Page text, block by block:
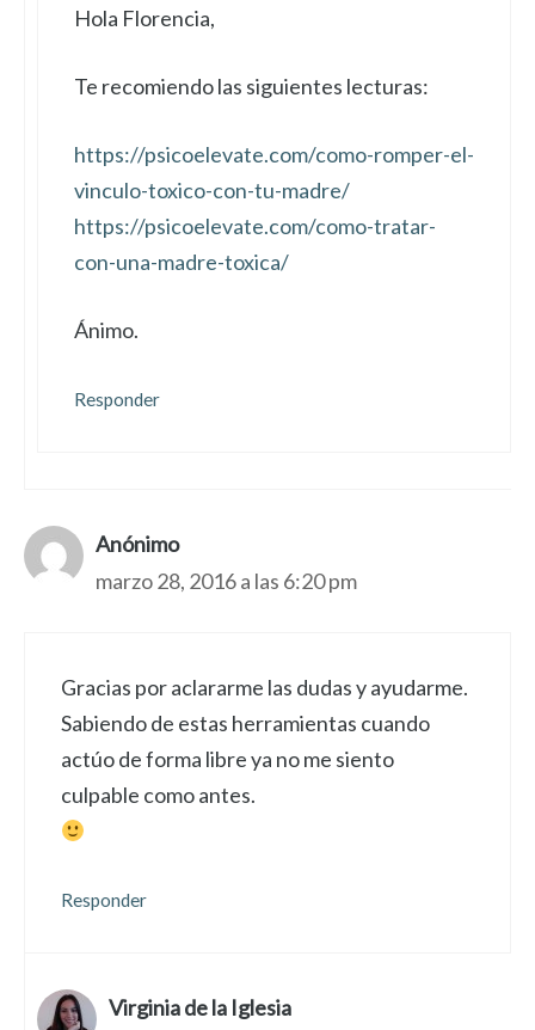
Hola Florencia,
Te recomiendo las siguientes lecturas:
https://psicoelevate.com/como-romper-el-
vinculo-toxico-con-tu-madre/
https://psicoelevate.com/como-tratar-
con-una-madre-toxica/
Ánimo.
Responder
Anónimo
marzo 28, 2016 a las 6:20 pm
Gracias por aclararme las dudas y ayudarme.
Sabiendo de estas herramientas cuando
actúo de forma libre ya no me siento
culpable como antes.
Responder
Virginia de la Iglesia